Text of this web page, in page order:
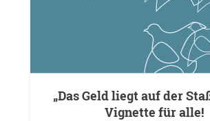
„Das Geld liegt auf der Staße - 100€
Vignette für alle!